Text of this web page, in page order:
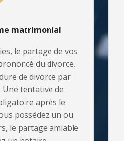
matrimonial
le partage de vos
du divorce,
de divorce par
tentative de
après le
possédez un ou
le partage amiable